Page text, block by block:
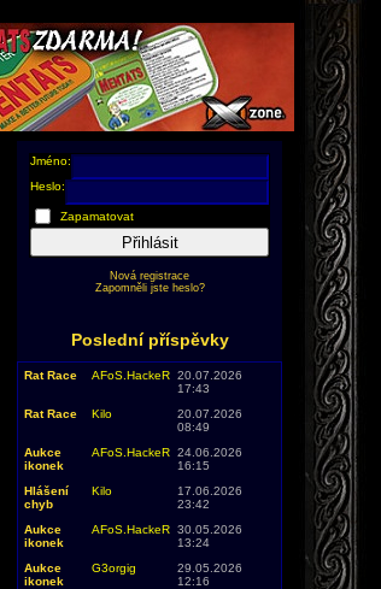
Jméno:
Heslo:
Zapamatovat
Přihlásit
Nová registrace
Zapomněli jste heslo?
Poslední příspěvky
Rat Race AFoS.HackeR 20.07.2026
17:43
Rat Race
Kilo
20.07.2026
08:49
Aukce
ikonek
AFoS.HackeR 24.06.2026
16:15
Hlášení
chyb
Kilo
17.06.2026
23:42
Aukce
ikonek
AFoS.HackeR 30.05.2026
13:24
Aukce
ikonek
G3orgig
29.05.2026
12:16